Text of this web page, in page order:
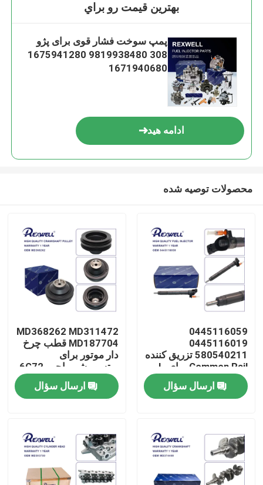
محصولات
ویدیو
بهترين قيمت رو براي
پمپ سوخت فشار قوی برای پژو
308 9819938480 1675941280
1671940680
ادامه هید
محصولات توصیه شده
0445116059
0445116019
580540211 تزریق کننده
Common Rail برای I-
veco Fiat
ارسال سؤال
MD368262 MD311472
MD187704 قطب چرخ
دار موتور برای
میتسوبیشی پاجرو 6G72
6G74 L200
ارسال سؤال